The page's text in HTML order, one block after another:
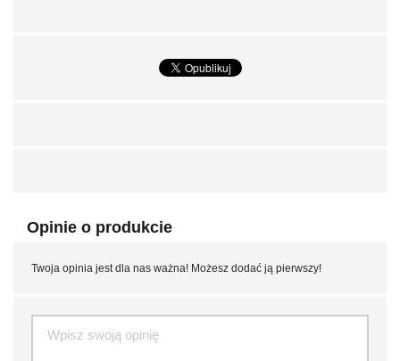
Opinie o produkcie
Twoja opinia jest dla nas ważna! Możesz dodać ją pierwszy!